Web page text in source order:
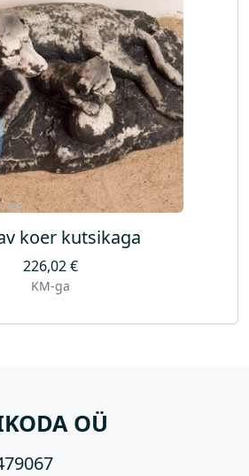
koer kutsikaga
226,02€
KM-ga
OÜ